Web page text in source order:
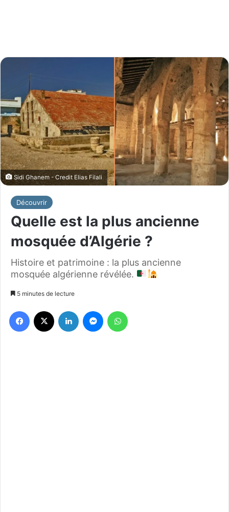
Sidi Ghanem - Credit Elias Filali
Découvrir
Quelle est la plus ancienne
mosquée d’Algérie ?
Histoire et patrimoine : la plus ancienne
mosquée algérienne révélée.
5 minutes de lecture